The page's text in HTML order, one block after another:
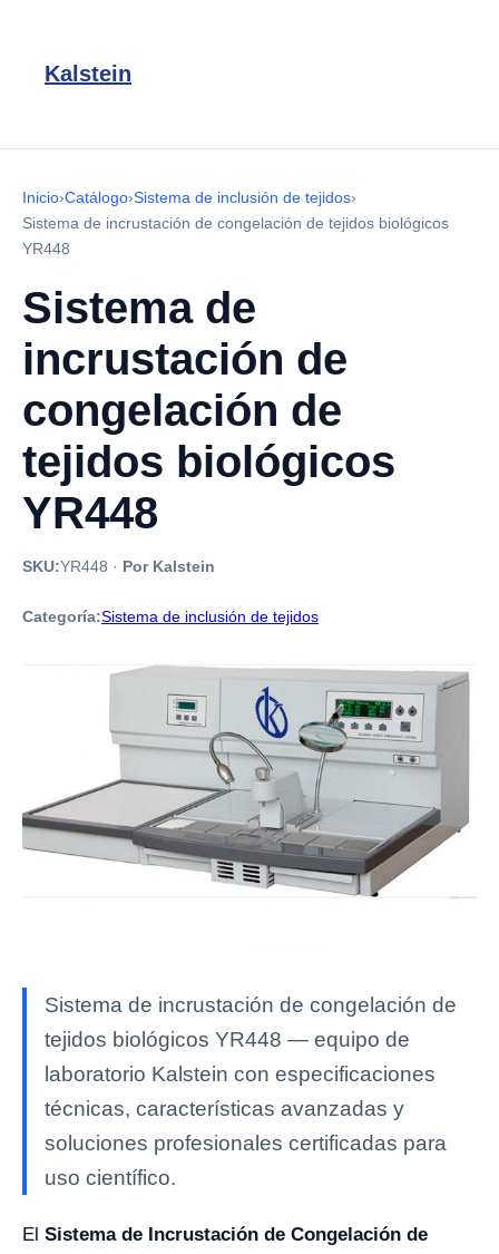
Kalstein
Inicio›Catálogo›Sistema de inclusión de tejidos›
Sistema de incrustación de congelación de tejidos biológicos
YR448
Sistema de
incrustación de
congelación de
tejidos biológicos
YR448
SKU:YR448 · Por Kalstein
Categoría:Sistema de inclusión de tejidos
Sistema de incrustación de congelación de
tejidos biológicos YR448 — equipo de
laboratorio Kalstein con especificaciones
técnicas, características avanzadas y
soluciones profesionales certificadas para
uso científico.
El Sistema de Incrustación de Congelación de